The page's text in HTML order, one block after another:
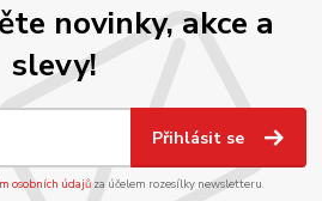
novinky, akce a
slevy!
Přihlásit se
osobních údajůza účelem rozesílky newsletteru.